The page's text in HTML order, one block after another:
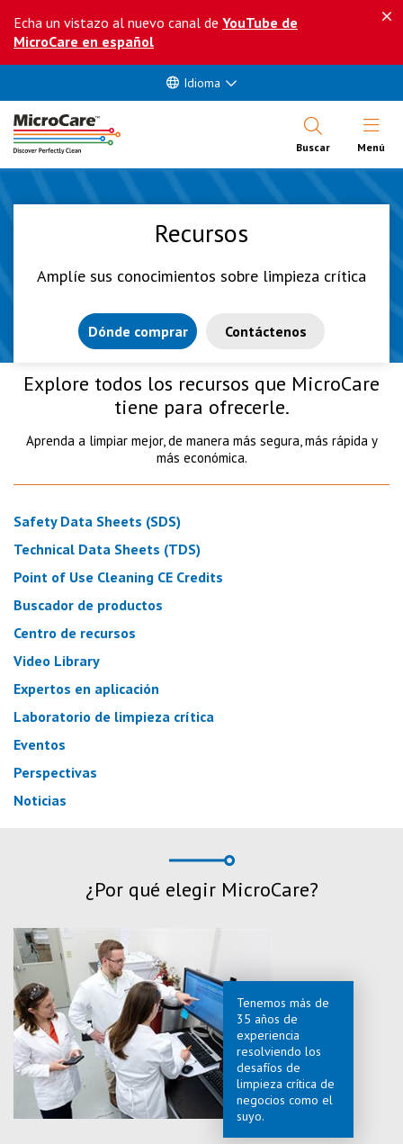
Echa un vistazo al nuevo canal de YouTube de
MicroCare en español
Idioma
Buscar Abrir
Menú
Recursos
Amplíe sus conocimientos sobre limpieza crítica
Dónde comprar Contáctenos
Explore todos los recursos que MicroCare
tiene para ofrecerle.
Aprenda a limpiar mejor, de manera más segura, más rápida y
más económica.
Safety Data Sheets (SDS)
Technical Data Sheets (TDS)
Point of Use Cleaning CE Credits
Buscador de productos
Centro de recursos
Video Library
Expertos en aplicación
Laboratorio de limpieza crítica
Eventos
Perspectivas
Noticias
¿Por qué elegir MicroCare?
Tenemos más de
35 años de
experiencia
resolviendo los
desafíos de
limpieza crítica de
negocios como el
suyo.